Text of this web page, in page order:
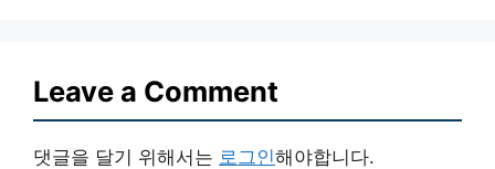
Leave a Comment
댓글을 달기 위해서는 로그인해야합니다.